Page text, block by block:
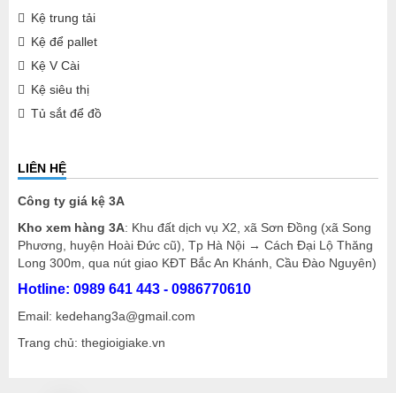
Kệ trung tải
Kệ để pallet
Kệ V Cài
Kệ siêu thị
Tủ sắt để đồ
LIÊN HỆ
Công ty giá kệ 3A
Kho xem hàng 3A: Khu đất dịch vụ X2, xã Sơn Đồng (xã Song
Phương, huyện Hoài Đức cũ), Tp Hà Nội → Cách Đại Lộ Thăng
Long 300m, qua nút giao KĐT Bắc An Khánh, Cầu Đào Nguyên)
Hotline: 0989 641 443 - 0986770610
Email: kedehang3a@gmail.com
Trang chủ: thegioigiake.vn